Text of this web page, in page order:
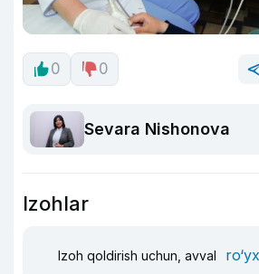
0 0
Sevara Nishonova
Izohlar
Izoh qoldirish uchun, avval